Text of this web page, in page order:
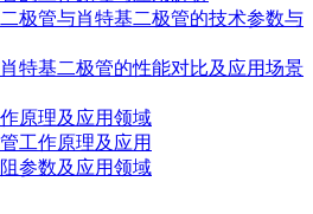
极管与肖特基二极管的技术参数与
特基二极管的性能对比及应用场景
原理及应用领域
工作原理及应用
参数及应用领域